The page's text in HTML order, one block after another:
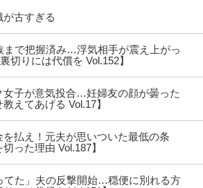
が古すぎる
まで把握済み…浮気相手が震え上がっ
切りには代償を Vol.152】
女子が意気投合…妊婦友の顔が曇った
えてあげる Vol.17】
払え！元夫が思いついた最低の条
った理由 Vol.187】
てた」夫の反撃開始…穏便に別れる方